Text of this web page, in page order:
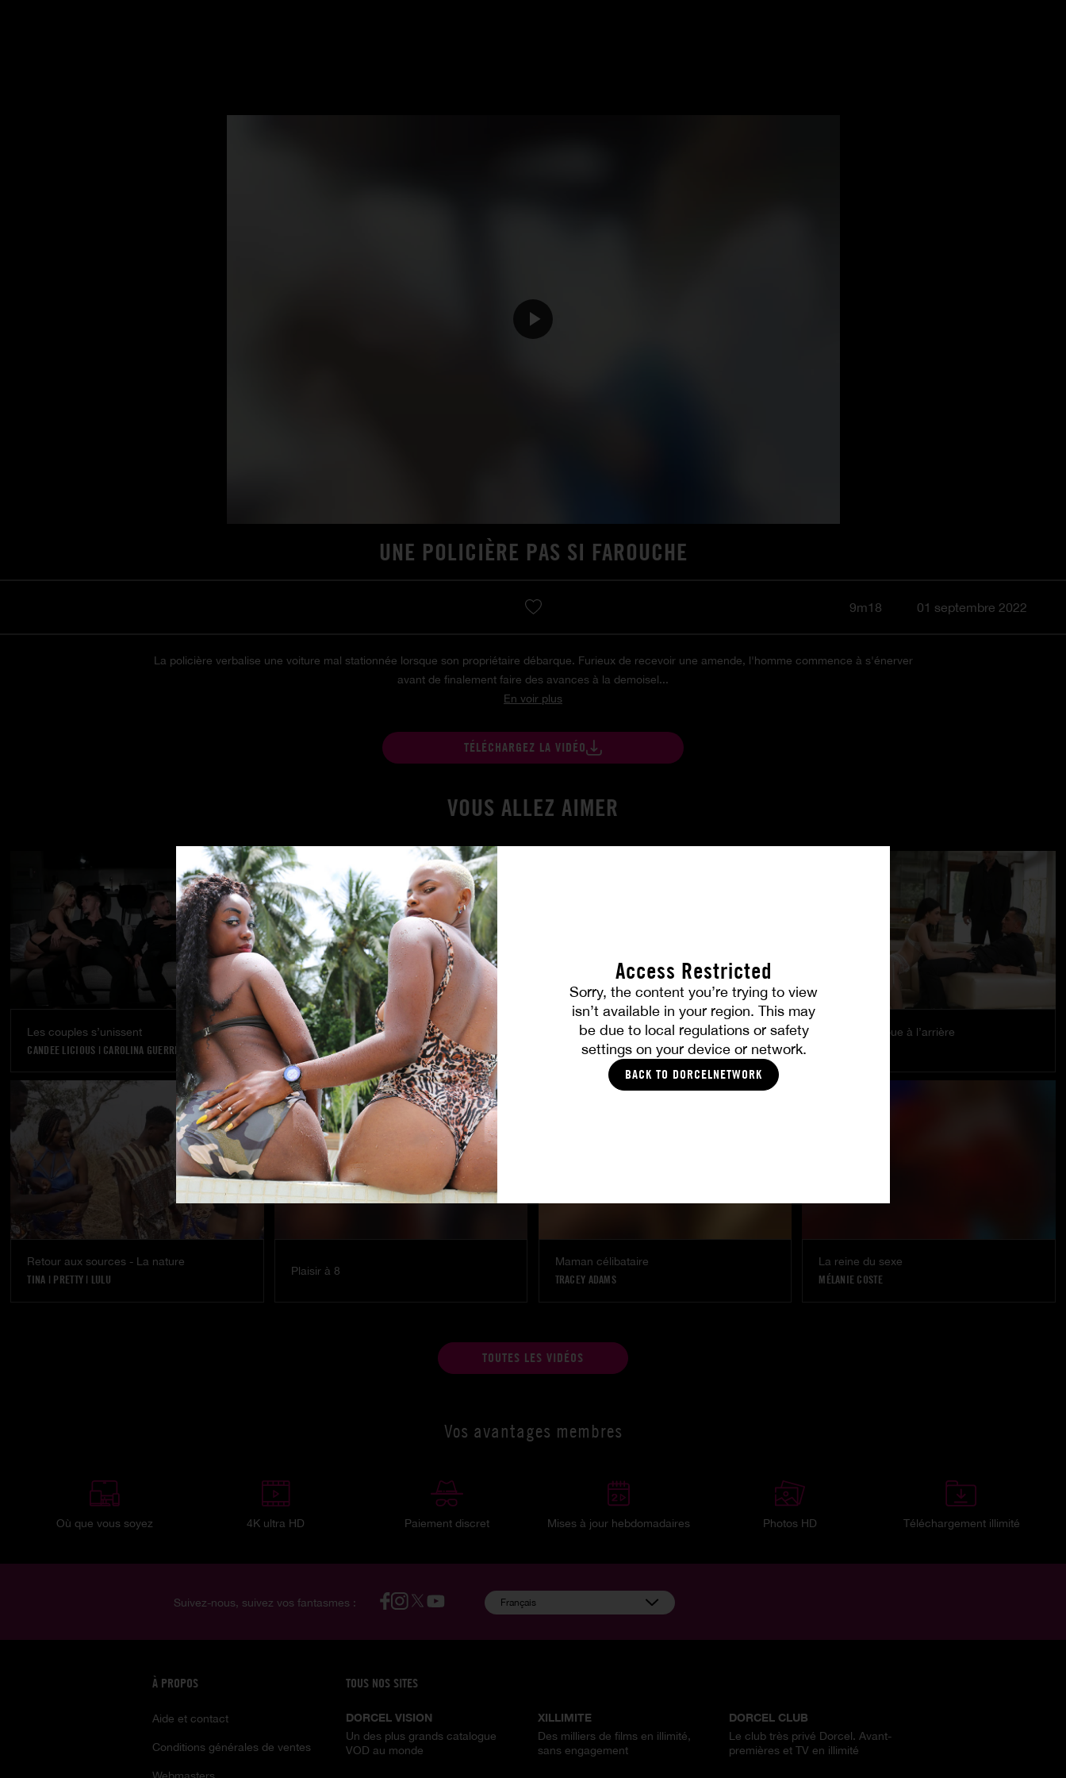
Access Restricted
Sorry, the content you’re trying to view
isn’t available in your region. This may
be due to local regulations or safety
settings on your device or network.
BACK TO DORCELNETWORK
UNE POLICIÈRE PAS SI FAROUCHE
9m18 01 septembre 2022
La policière verbalise une voiture mal stationnée lorsque son propriétaire débarque. Furieux de recevoir une amende, l'homme commence à s'énerver
avant de finalement faire des avances à la demoisel...
En voir plus
TÉLÉCHARGEZ LA VIDÉO
VOUS ALLEZ AIMER
Les couples s’unissent
CANDEE LICIOUS | CAROLINA GUERRERO
Rêve réalisé
VANNA BARDOT
Amitié brûlante
MILENA RAY|MATTY MILA PEREZ
Le plaisir se joue à l’arrière
Retour aux sources - La nature
TINA | PRETTY | LULU
Plaisir à 8
Maman célibataire
TRACEY ADAMS
La reine du sexe
MÉLANIE COSTE
TOUTES LES VIDÉOS
Vos avantages membres
Où que vous soyez 4K ultra HD Paiement discret Mises à jour hebdomadaires Photos HD Téléchargement illimité
Suivez-nous, suivez vos fantasmes : Français
À PROPOS
Aide et contact
Conditions générales de ventes
TOUS NOS SITES
DORCEL VISION
Un des plus grands catalogue
VOD au monde
XILLIMITE
Des milliers de films en illimité,
sans engagement
DORCEL CLUB
Le club très privé Dorcel. Avant-
premières et TV en illimité